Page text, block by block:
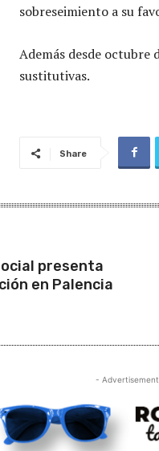
sobreseimiento a su
Además desde octubre
sustitutivas.
Share
presenta
en Palencia
-